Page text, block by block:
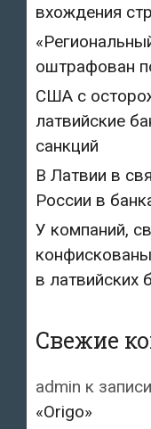
вхождения
оштрафован
США с
латвийские
санкций
В Латвии в
России в
У компаний,
в латвийских
Свежие
admin к записи
«Origo»